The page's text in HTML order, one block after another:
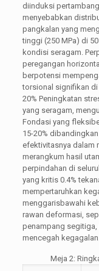
diinduksi
menyebabkan
pangkalan yang
tinggi (250 MPa) di
kondisi seragam.
peregangan
berpotensi
torsional signifikan
20% Peningkatan
yang seragam,
Fondasi yang
15-20%
efektivitasnya dalam
merangkum hasil
perpindahan di
yang kritis 0.4%
mempertaruhkan
menggarisbawahi
rawan deformasi,
penampang
mencegah
Meja 2: